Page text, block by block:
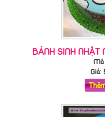
BÁNH SINH
Mã
Giá: